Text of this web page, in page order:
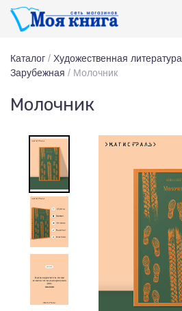
Каталог / Художественная литература
Зарубежная / Молочник
Молочник